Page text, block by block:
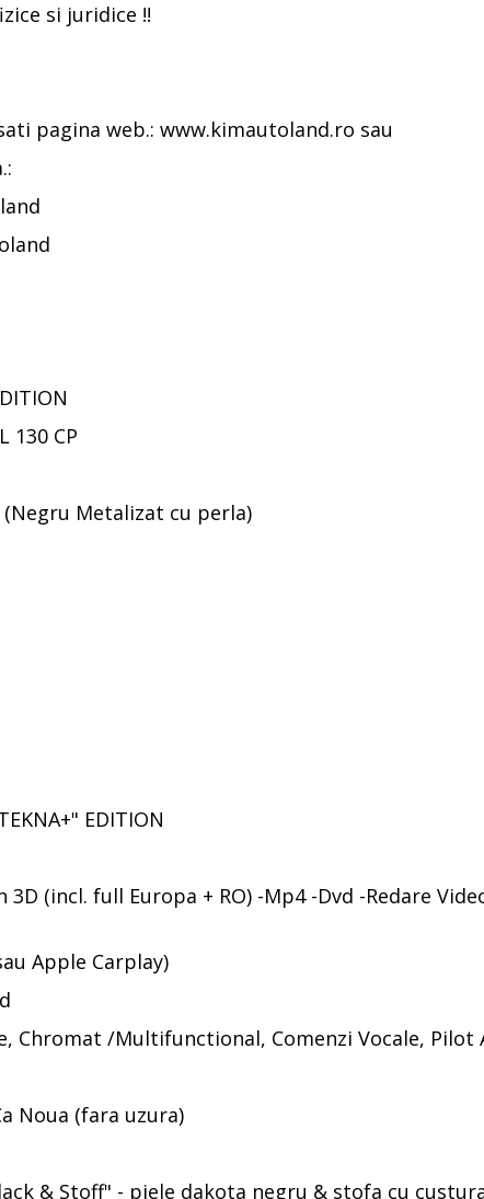
si juridice !!
pagina web.: www.kimautoland.ro sau
130 CP
Metalizat cu perla)
EDITION
(incl. full Europa + RO) -Mp4 -Dvd -Redare
Apple Carplay)
Chromat /Multifunctional, Comenzi Vocale, Pilot
Noua (fara uzura)
& Stoff" - piele dakota negru & stofa cu